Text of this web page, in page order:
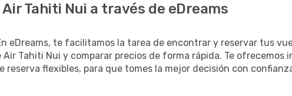
Tahiti Nui a través de eDreams
eDreams, te facilitamos la tarea de encontrar y reservar tus
Tahiti Nui y comparar precios de forma rápida. Te ofrecemos
flexibles, para que tomes la mejor decisión con